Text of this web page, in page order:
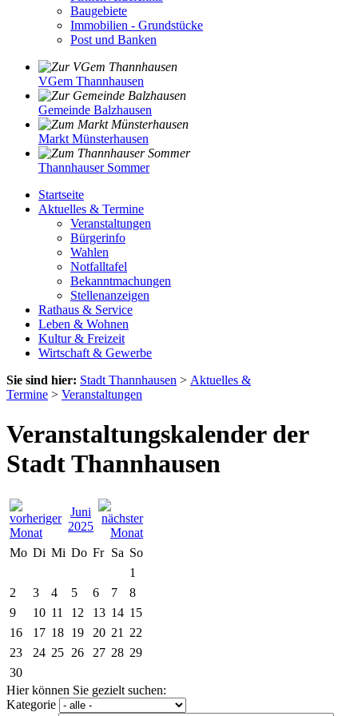
Baugebiete
Immobilien - Grundstücke
Post und Banken
VGem Thannhausen
Gemeinde Balzhausen
Markt Münsterhausen
Thannhauser Sommer
Startseite
Aktuelles & Termine
Veranstaltungen
Bürgerinfo
Wahlen
Notfalltafel
Bekanntmachungen
Stellenanzeigen
Rathaus & Service
Leben & Wohnen
Kultur & Freizeit
Wirtschaft & Gewerbe
Sie sind hier: Stadt Thannhausen > Aktuelles &
Termine > Veranstaltungen
Veranstaltungskalender der
Stadt Thannhausen
Juni
2025
Mo Di Mi Do Fr Sa So
1
2
3 4 5 6 7
8
9
10 11 12 13 14 15
16
17 18 19 20 21
22
23
24 25 26 27 28 29
30
Hier können Sie gezielt suchen:
Kategorie